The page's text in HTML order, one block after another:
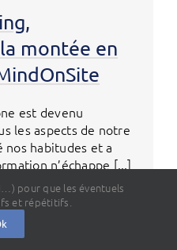
montée en
est devenu
les aspects de notre
nos habitudes et a
n’échappe [...]
pour que les éventuels
et répétitifs.